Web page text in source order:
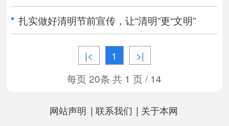
扎实做好清明节前宣传，让“清明”更“文明”
|< 1
>|
每页 20条 共 1 页 / 14
网站声明 | 联系我们 | 关于本网